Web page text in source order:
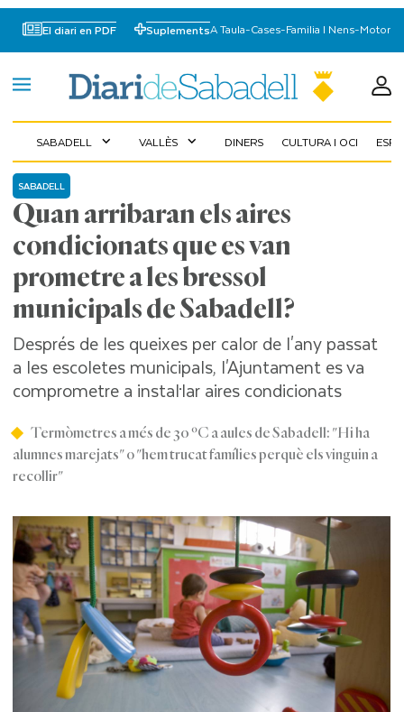
El diari en PDF SuplementsA Taula-Cases-Familia I Nens-Motor
SABADELL expand_more VALLÈS expand_more DINERS CULTURA I OCI
Quan arribaran els aires
condicionats que es van
prometre a les bressol
municipals de Sabadell?
SABADELL
Després de les queixes per calor de l'any passat
a les escoletes municipals, l'Ajuntament es va
comprometre a instal·lar aires condicionats
Termòmetres a més de 30 ºC a aules de Sabadell: "Hi ha
alumnes marejats" o "hem trucat famílies perquè els vinguin a
recollir"